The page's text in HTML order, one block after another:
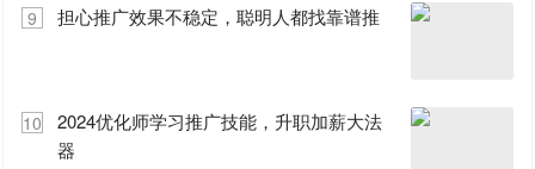
9 担心推广效果不稳定，聪明人都找靠谱推
10
2024优化师学习推广技能，升职加薪大法
器